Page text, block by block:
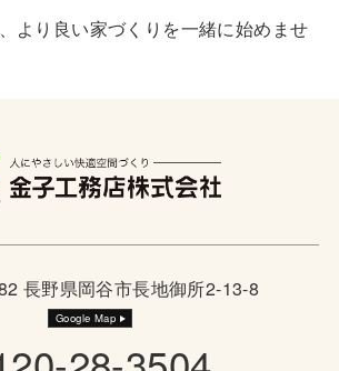
より良い家づくりを一緒に始めませ
長野県岡谷市長地御所2-13-8
Google Map